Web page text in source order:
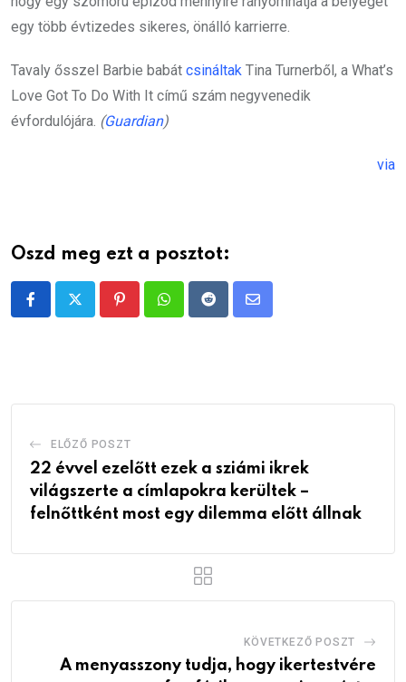
egy több évtizedes sikeres, önálló karrierre.
Tavaly ősszel Barbie babát csináltak Tina Turnerből, a What’s
Love Got To Do With It című szám negyvenedik
évfordulójára. (Guardian)
via
Oszd meg ezt a posztot:
PinterestWhatsappRedditShare
ELŐZŐ POSZT
22 évvel ezelőtt ezek a sziámi ikrek
világszerte a címlapokra kerültek –
felnőttként most egy dilemma előtt állnak
KÖVETKEZŐ POSZT
A menyasszony tudja, hogy ikertestvére